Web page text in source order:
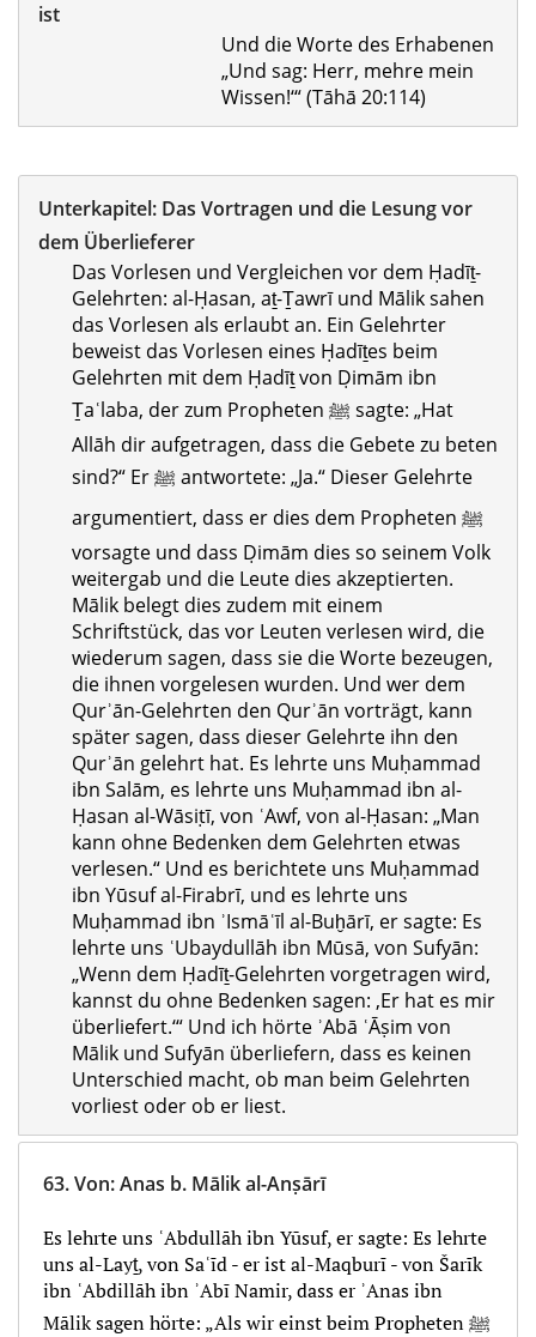
ist
Und die Worte des Erhabenen
„Und sag: Herr, mehre mein
Wissen!‘“ (Tāhā 20:114)
Unterkapitel: Das Vortragen und die Lesung vor
dem Überlieferer
Das Vorlesen und Vergleichen vor dem Ḥadīṯ-
Gelehrten: al-Ḥasan, aṯ-Ṯawrī und Mālik sahen
das Vorlesen als erlaubt an. Ein Gelehrter
beweist das Vorlesen eines Ḥadīṯes beim
Gelehrten mit dem Ḥadīṯ von Ḍimām ibn
Ṯaʿlaba, der zum Propheten ﷺ sagte: „Hat
Allāh dir aufgetragen, dass die Gebete zu beten
sind?“ Er ﷺ antwortete: „Ja.“ Dieser Gelehrte
argumentiert, dass er dies dem Propheten ﷺ
vorsagte und dass Ḍimām dies so seinem Volk
weitergab und die Leute dies akzeptierten.
Mālik belegt dies zudem mit einem
Schriftstück, das vor Leuten verlesen wird, die
wiederum sagen, dass sie die Worte bezeugen,
die ihnen vorgelesen wurden. Und wer dem
Qurʾān-Gelehrten den Qurʾān vorträgt, kann
später sagen, dass dieser Gelehrte ihn den
Qurʾān gelehrt hat. Es lehrte uns Muḥammad
ibn Salām, es lehrte uns Muḥammad ibn al-
Ḥasan al-Wāsiṭī, von ʿAwf, von al-Ḥasan: „Man
kann ohne Bedenken dem Gelehrten etwas
verlesen.“ Und es berichtete uns Muḥammad
ibn Yūsuf al-Firabrī, und es lehrte uns
Muḥammad ibn ʾIsmāʿīl al-Buḫārī, er sagte: Es
lehrte uns ʿUbaydullāh ibn Mūsā, von Sufyān:
„Wenn dem Ḥadīṯ-Gelehrten vorgetragen wird,
kannst du ohne Bedenken sagen: ‚Er hat es mir
überliefert.‘“ Und ich hörte ʾAbā ʿĀṣim von
Mālik und Sufyān überliefern, dass es keinen
Unterschied macht, ob man beim Gelehrten
vorliest oder ob er liest.
63.Von:Anas b. Mālik al-Anṣārī
Es lehrte uns ʿAbdullāh ibn Yūsuf, er sagte: Es lehrte
uns al-Layṯ, von Saʿīd - er ist al-Maqburī - von Šarīk
ibn ʿAbdillāh ibn ʾAbī Namir, dass er ʾAnas ibn
Mālik sagen hörte: „Als wir einst beim Propheten ﷺ